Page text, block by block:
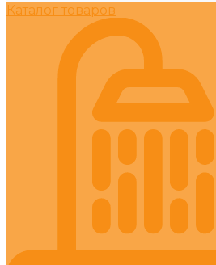
Каталог товаров